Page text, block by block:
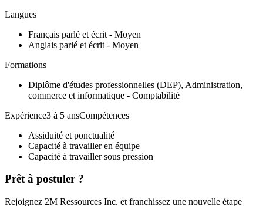
Langues
Français parlé et écrit - Moyen
Anglais parlé et écrit - Moyen
Formations
Diplôme d'études professionnelles (DEP), Administration,
commerce et informatique - Comptabilité
Expérience3 à 5 ansCompétences
Assiduité et ponctualité
Capacité à travailler en équipe
Capacité à travailler sous pression
Prêt à postuler ?
Rejoignez 2M Ressources Inc. et franchissez une nouvelle étape